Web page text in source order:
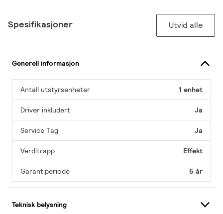
Spesifikasjoner Utvid alle
Generell informasjon
Antall utstyrsenheter 1 enhet
Driver inkludert Ja
Service Tag Ja
Verditrapp Effekt
Garantiperiode 5 år
Teknisk belysning